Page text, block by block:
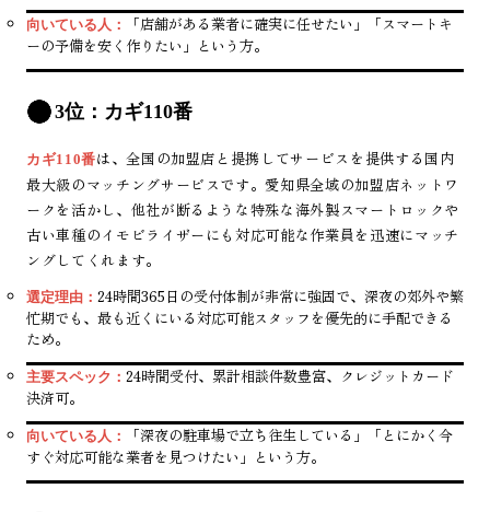
向いている人：
「店舗がある業者に確実に任せたい」「スマートキ
ーの予備を安く作りたい」という方。
3位：カギ110番
カギ110番は、全国の加盟店と提携してサービスを提供する国内
最大級のマッチングサービスです。愛知県全域の加盟店ネットワ
ークを活かし、他社が断るような特殊な海外製スマートロックや
古い車種のイモビライザーにも対応可能な作業員を迅速にマッチ
ングしてくれます。
選定理由： 24時間365日の受付体制が非常に強固で、深夜の郊外や繁
忙期でも、最も近くにいる対応可能スタッフを優先的に手配できる
ため。
主要スペック： 24時間受付、累計相談件数豊富、クレジットカード
決済可。
向いている人：
「深夜の駐車場で立ち往生している」「とにかく今
すぐ対応可能な業者を見つけたい」という方。